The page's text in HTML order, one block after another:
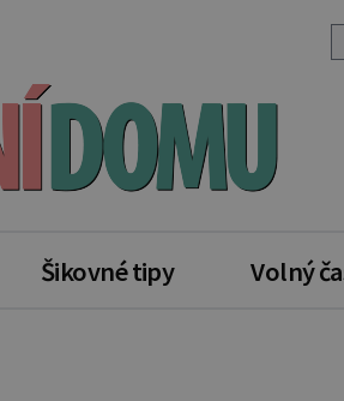
Šikovné tipy Volný